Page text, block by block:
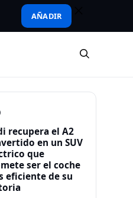
AÑADIR
recupera el A2
en un SUV
que
ser el coche
eficiente de su